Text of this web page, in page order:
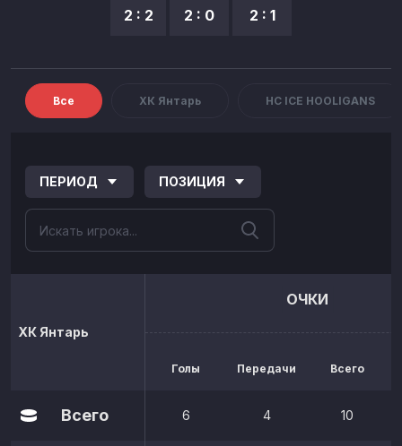
2 : 2 2 : 0 2 : 1
Все ХК Янтарь HC ICE HOOLIGANS
ПЕРИОД ПОЗИЦИЯ
ХК Янтарь
ОЧКИ
Голы Передачи Всего
Всего 6 4 10